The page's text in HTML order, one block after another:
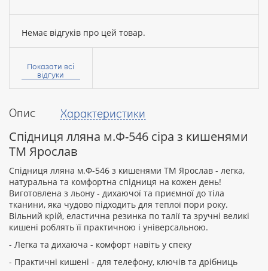
Опис Характеристики
Спідниця лляна м.Ф-546 сіра з кишенями
ТМ Ярослав
Спідниця лляна м.Ф-546 з кишенями ТМ Ярослав - легка,
натуральна та комфортна спідниця на кожен день!
Виготовлена з льону - дихаючої та приємної до тіла
тканини, яка чудово підходить для теплої пори року.
Вільний крій, еластична резинка по талії та зручні великі
кишені роблять її практичною і універсальною.
- Легка та дихаюча - комфорт навіть у спеку
- Практичні кишені - для телефону, ключів та дрібниць
Немає відгуків про цей товар.
Ваше
Ваш
Рейтинг:
ПРОДОВЖИТИ
Показати всі
відгуки